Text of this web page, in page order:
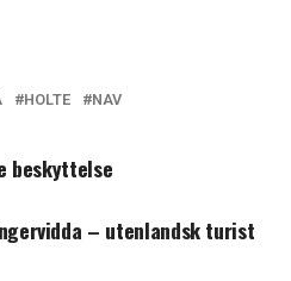
HOLTE NAV
beskyttelse
– utenlandsk turist